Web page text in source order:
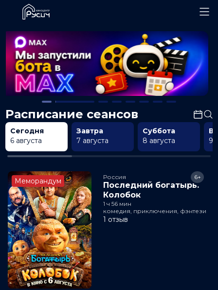
Расписание сеансов
Сегодня
6 августа
Завтра
7 августа
Суббота
8 августа
9
Меморандум Россия
Последний богатырь.
Колобок
6+
1 ч 56 мин
комедия, приключения, фэнтези
1 отзыв